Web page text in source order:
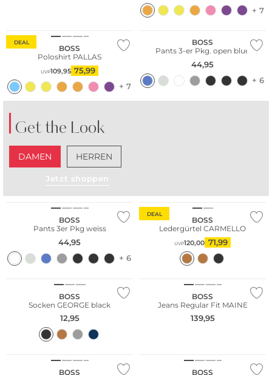
+ 7
DEAL
BOSS
Poloshirt PALLAS
UVP109,95 75,99
+ 7
Multi Pack
Bestseller
BOSS
Pants 3-er Pkg. open blue
44,95
+ 6
Get the Look
DAMEN HERREN
Jetzt shoppen
BOSS
Pants 3er Pkg weiss
44,95
+ 6
DEAL
BOSS
Ledergürtel CARMELLO
UVP120,00 71,99
BOSS
Socken GEORGE black
12,95
BOSS
Jeans Regular Fit MAINE
139,95
BOSS BOSS